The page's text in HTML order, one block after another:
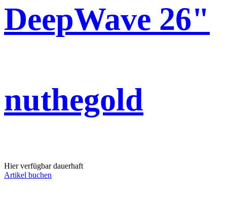
DeepWave 26"
nuthegold
Hier verfügbar dauerhaft
Artikel buchen